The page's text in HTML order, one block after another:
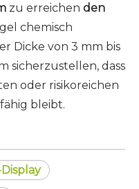
zu erreichen den
chemisch
Dicke von 3 mm bis
sicherzustellen, dass
oder risikoreichen
bleibt.